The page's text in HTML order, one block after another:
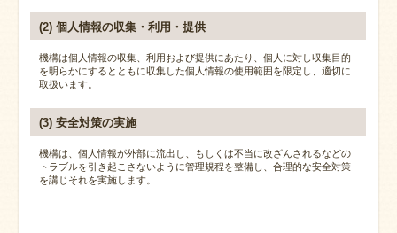
(2) 個人情報の収集・利用・提供
機構は個人情報の収集、利用および提供にあたり、個人に対し収集目的
を明らかにするとともに収集した個人情報の使用範囲を限定し、適切に
取扱います。
(3) 安全対策の実施
機構は、個人情報が外部に流出し、もしくは不当に改ざんされるなどの
トラブルを引き起こさないように管理規程を整備し、合理的な安全対策
を講じそれを実施します。